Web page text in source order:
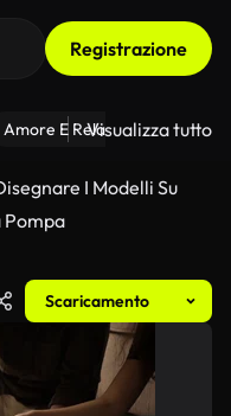
Registrazione
Amore E Relazioni Il
Visualizza tutto
I Modelli Su
Pompa
Scaricamento